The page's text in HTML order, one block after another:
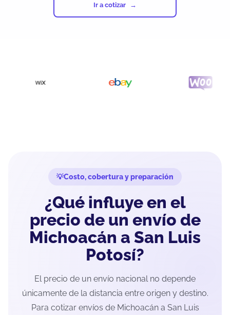
Ir a cotizar
Costo, cobertura y preparación
¿Qué influye en el
precio de un envío de
Michoacán a San Luis
Potosí?
El precio de un envío nacional no depende
únicamente de la distancia entre origen y destino.
Para cotizar envíos de Michoacán a San Luis